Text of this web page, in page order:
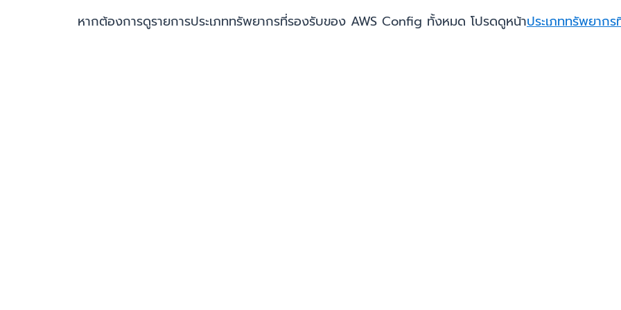
หากต้องการดูรายการประเภททรัพยากรที่รองรับของ AWS Config ทั้งหมด โปรดดูหน้าประเภททรัพยาก